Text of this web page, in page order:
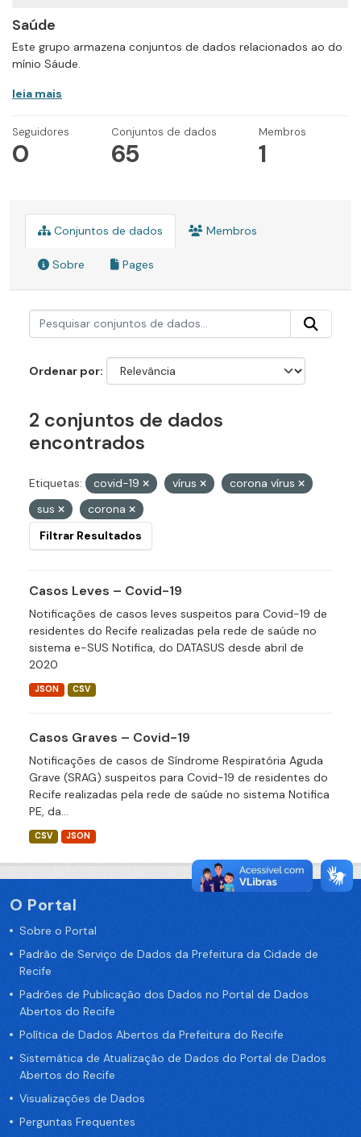
Saúde
Este grupo armazena conjuntos de dados relacionados ao do
mínio Sáude.
leia mais
Seguidores
0
Conjuntos de dados
65
Membros
1
Conjuntos de dados Membros
Sobre Pages
Ordenar por
2 conjuntos de dados
encontrados
Etiquetas: covid-19 vírus
corona vírus
sus
corona
Filtrar Resultados
Casos Leves – Covid-19
Notificações de casos leves suspeitos para Covid-19 de
residentes do Recife realizadas pela rede de saúde no
sistema e-SUS Notifica, do DATASUS desde abril de
2020
JSON CSV
Casos Graves – Covid-19
Notificações de casos de Síndrome Respiratória Aguda
Grave (SRAG) suspeitos para Covid-19 de residentes do
Recife realizadas pela rede de saúde no sistema Notifica
PE, da...
CSV JSON
O Portal
Sobre o Portal
Padrão de Serviço de Dados da Prefeitura da Cidade de
Recife
Padrões de Publicação dos Dados no Portal de Dados
Abertos do Recife
Política de Dados Abertos da Prefeitura do Recife
Sistemática de Atualização de Dados do Portal de Dados
Abertos do Recife
Visualizações de Dados
Perguntas Frequentes